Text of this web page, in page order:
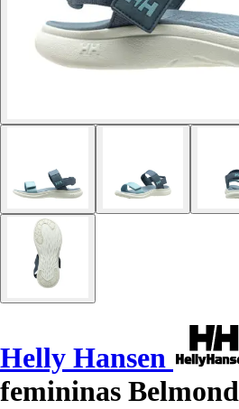
Helly Hansen
femininas Belmond